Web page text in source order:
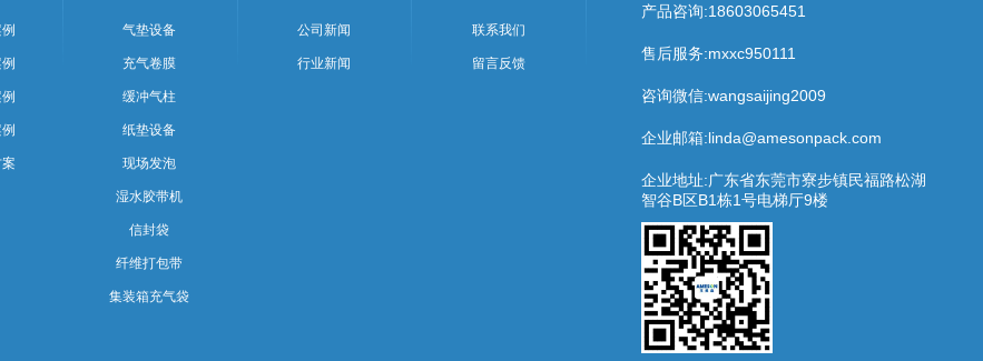
气垫设备
充气卷膜
缓冲气柱
纸垫设备
现场发泡
湿水胶带机
信封袋
纤维打包带
集装箱充气袋
公司新闻
行业新闻
联系我们
留言反馈
产品咨询:18603065451
售后服务:mxxc950111
咨询微信:wangsaijing2009
企业邮箱:linda@amesonpack.com
企业地址:广东省东莞市寮步镇民福路松湖
智谷B区B1栋1号电梯厅9楼